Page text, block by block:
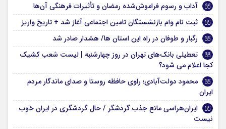
آداب و رسوم فراموش‌شده رمضان و تأثیرات فرهنگی آن‌ها
ثبت نام وام بازنشستگان تامین اجتماعی آغاز شد + تاریخ واریز
رگبار و طوفان در راه این استان ها/ هشدار صادر شد
تعطیلی بانک‌های تهران در روز چهارشنبه | لیست شعب کشیک
کجا اعلام می شود؟
محمود دولت‌آبادی؛ راوی حافظه روستا و صدای ماندگار مردم
ایران
ایران‌هراسی مانع جذب گردشگر / حال گردشگری در ایران خوب
نیست